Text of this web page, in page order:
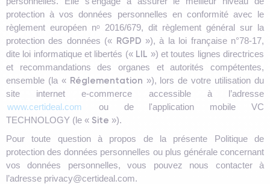
protection à vos données personnelles en conformité avec le
règlement européen nᵒ 2016/679, dit règlement général sur la
protection des données (« RGPD »), à la loi française n°78-17,
dite loi informatique et libertés (« LIL ») et toutes lignes directrices
et recommandations des organes et autorités compétentes,
ensemble (la « Réglementation »), lors de votre utilisation du
site internet e-commerce accessible à l’adresse
www.certideal.com
ou de l'application mobile VC
TECHNOLOGY (le « Site »).
Pour toute question à propos de la présente Politique de
protection des données personnelles ou plus générale concernant
vos données personnelles, vous pouvez nous contacter à
l’adresse privacy@certideal.com.